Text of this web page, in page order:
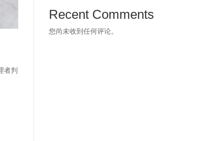
者判
Recent Comments
您尚未收到任何评论。